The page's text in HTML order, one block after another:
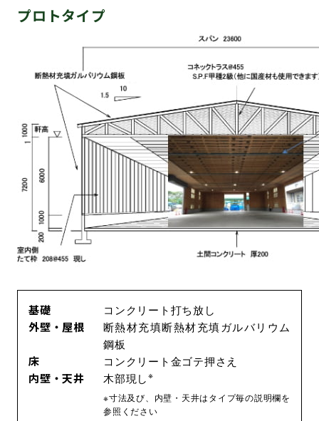
プロトタイプ
基礎
コンクリート打ち放し
外壁・屋根
断熱材充填断熱材充填ガルバリウム
鋼板
床
コンクリート金ゴテ押さえ
内壁・天井
木部現し※
※寸法及び、内壁・天井はタイプ毎の説明欄を
参照ください